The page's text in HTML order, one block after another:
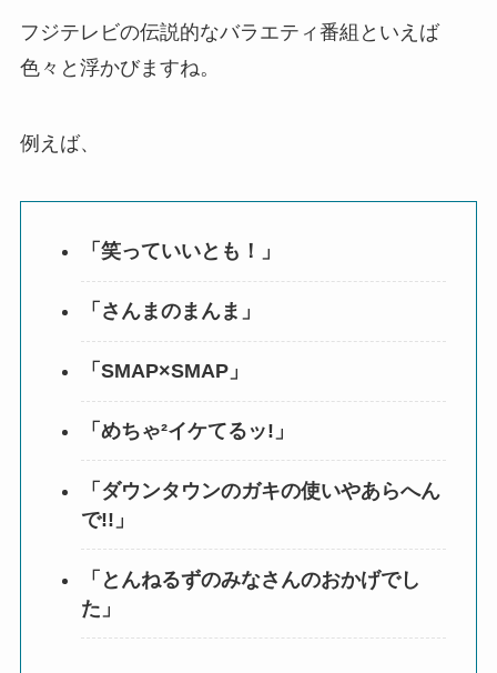
フジテレビの伝説的なバラエティ番組といえば
色々と浮かびますね。
例えば、
「笑っていいとも！」
「さんまのまんま」
「SMAP×SMAP」
「めちゃ²イケてるッ!」
「ダウンタウンのガキの使いやあらへん
で!!」
「とんねるずのみなさんのおかげでし
た」